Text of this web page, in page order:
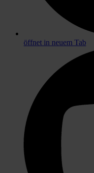
öffnet in neuem Tab